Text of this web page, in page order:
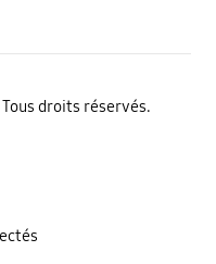
droits réservés.